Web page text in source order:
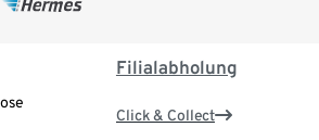
Filialabholung
Click & Collect